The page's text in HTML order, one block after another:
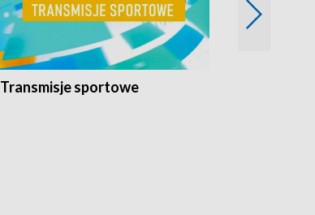
Transmisje sportowe